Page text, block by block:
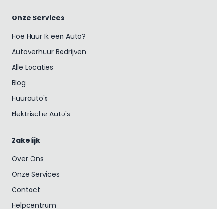
Onze Services
Hoe Huur Ik een Auto?
Autoverhuur Bedrijven
Alle Locaties
Blog
Huurauto's
Elektrische Auto's
Zakelijk
Over Ons
Onze Services
Contact
Helpcentrum